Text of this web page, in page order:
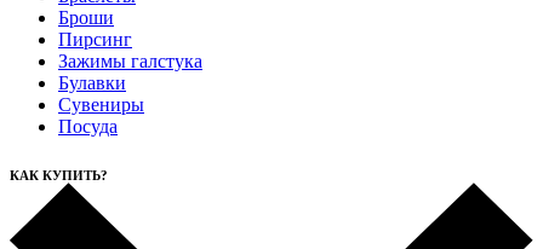
Броши
Пирсинг
Зажимы галстука
Булавки
Сувениры
Посуда
КАК КУПИТЬ?